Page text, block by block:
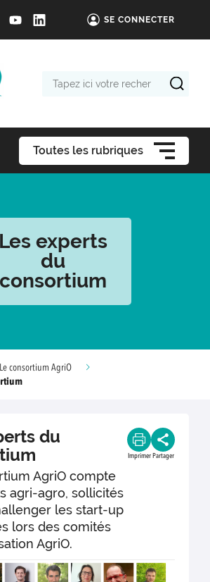
SE CONNECTER
Toutes les rubriques
Les experts
du
consortium
Le consortium AgriO
du
AgriO compte
agri-agro, sollicités
les start-up
lors des comités
AgriO.
Imprimer Partager